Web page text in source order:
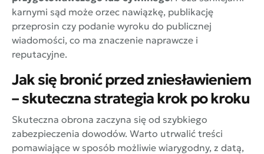
karnymi sąd może orzec nawiązkę, publikację
przeprosin czy podanie wyroku do publicznej
wiadomości, co ma znaczenie naprawcze i
reputacyjne.
Jak się bronić przed zniesławieniem
– skuteczna strategia krok po kroku
Skuteczna obrona zaczyna się od szybkiego
zabezpieczenia dowodów. Warto utrwalić treści
pomawiające w sposób możliwie wiarygodny, z datą,